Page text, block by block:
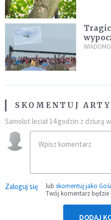
SKOMENTUJ
Samolot leciał 14 godzin z dziurą
Zaloguj się lub skomentuj jako
Twój komentarz
DODAJ